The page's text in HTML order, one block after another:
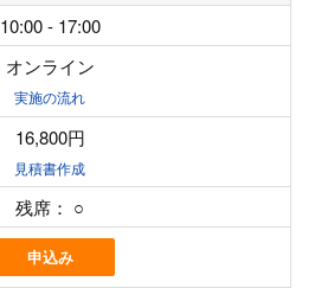
10:00 - 17:00
オンライン
実施の流れ
16,800円
見積書作成
残席： ○
申込み